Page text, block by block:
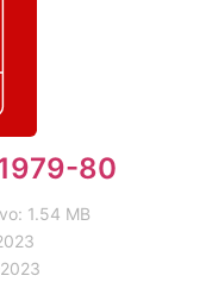
80
1.54 MB